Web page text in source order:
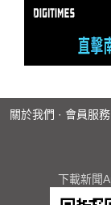
關於我們 · 會員服務
下載新聞